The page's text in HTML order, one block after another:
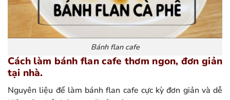
Bánh flan cafe
Cách làm bánh flan cafe thơm ngon, đơn giản
tại nhà.
Nguyên liệu để làm bánh flan cafe cực kỳ đơn giản và dễ